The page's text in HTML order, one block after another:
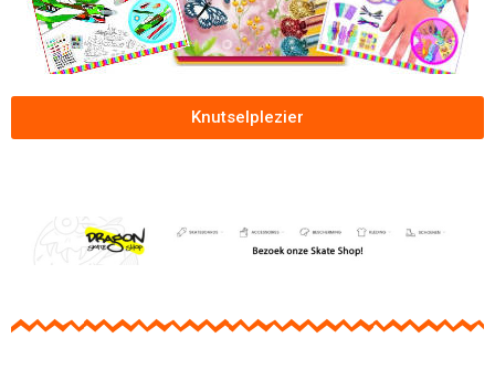
Knutselplezier